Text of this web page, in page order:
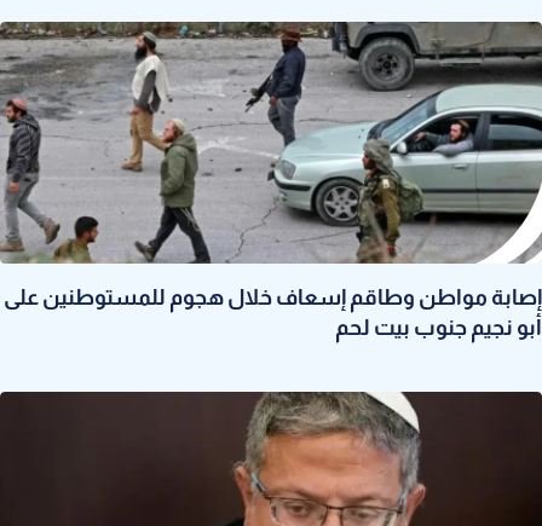
إصابة مواطن وطاقم إسعاف خلال هجوم للمستوطنين على
أبو نجيم جنوب بيت لحم